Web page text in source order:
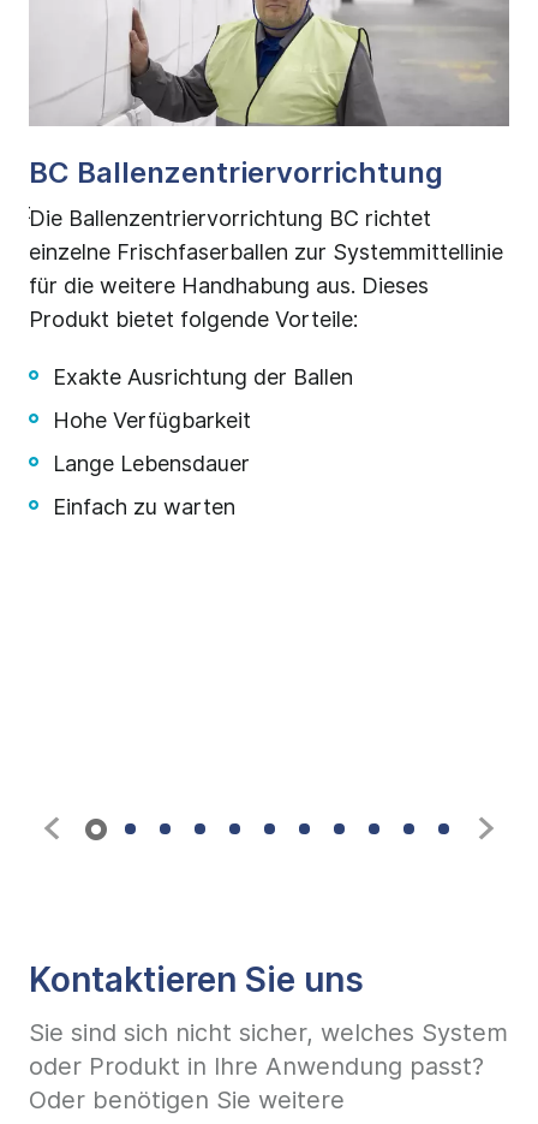
BC Ballenzentriervorrichtung
Die Ballenzentriervorrichtung BC richtet
einzelne Frischfaserballen zur Systemmittellinie
für die weitere Handhabung aus. Dieses
Produkt bietet folgende Vorteile:
Exakte Ausrichtung der Ballen
Hohe Verfügbarkeit
Lange Lebensdauer
Einfach zu warten
Kontaktieren Sie uns
Sie sind sich nicht sicher, welches System
oder Produkt in Ihre Anwendung passt?
Oder benötigen Sie weitere